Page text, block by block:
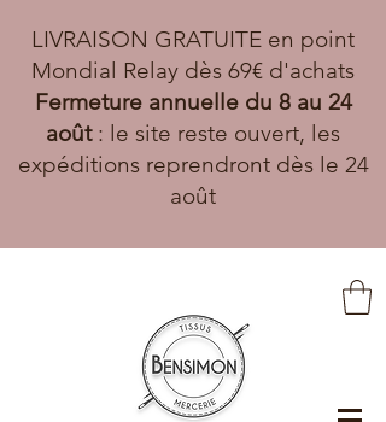
LIVRAISON GRATUITE en point
Mondial Relay dès 69€ d'achats
Fermeture annuelle du 8 au 24
août: le site reste ouvert, les
expéditions reprendront dès le 24
août